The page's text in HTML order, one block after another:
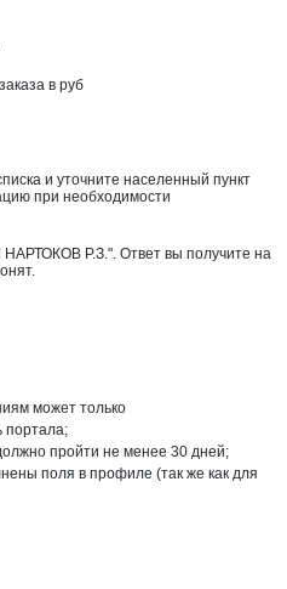
в руб
и уточните населенный пункт
при необходимости
Р.З.". Ответ вы получите на
может только
портала;
пройти не менее 30 дней;
поля в профиле (так же как для